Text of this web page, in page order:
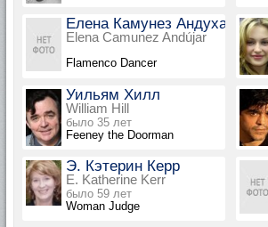
Елена Камунез Андухар
Elena Camunez Andújar
Flamenco Dancer
Уильям Хилл
William Hill
было 35 лет
Feeney the Doorman
Э. Кэтерин Керр
E. Katherine Kerr
было 59 лет
Woman Judge